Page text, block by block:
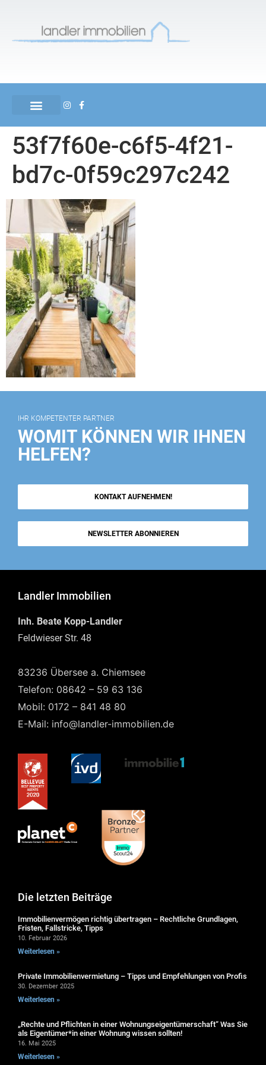
53f7f60e-c6f5-4f21-
bd7c-0f59c297c242
IHR KOMPETENTER PARTNER
WOMIT KÖNNEN WIR IHNEN
HELFEN?
KONTAKT AUFNEHMEN!
NEWSLETTER ABONNIEREN
Landler Immobilien
Inh. Beate Kopp-Landler
Feldwieser Str. 48
83236 Übersee a. Chiemsee
Telefon: 08642 – 59 63 136
Mobil: 0172 – 841 48 80
E-Mail: info@landler-immobilien.de
Die letzten Beiträge
Immobilienvermögen richtig übertragen – Rechtliche Grundlagen,
Fristen, Fallstricke, Tipps
10. Februar 2026
Weiterlesen »
Private Immobilienvermietung – Tipps und Empfehlungen von Profis
30. Dezember 2025
Weiterlesen »
„Rechte und Pflichten in einer Wohnungseigentümerschaft“ Was Sie
als Eigentümer*in einer Wohnung wissen sollten!
16. Mai 2025
Weiterlesen »